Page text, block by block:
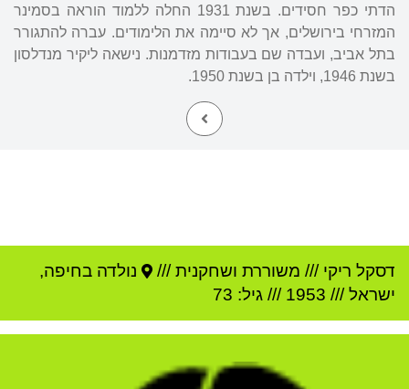
הדתי כפר חסידים. בשנת 1931 החלה ללמוד הוראה בסמינר
המזרחי בירושלים, אך לא סיימה את הלימודים. עברה להתגורר
בתל אביב, ועבדה שם בעבודות מזדמנות. נישאה ליקיר מנדלסון
בשנת 1946, וילדה בן בשנת 1950.
דסקל ריקי /// משוררת ושחקנית /// נולדה בחיפה,
ישראל///
1953 /// גיל: 73